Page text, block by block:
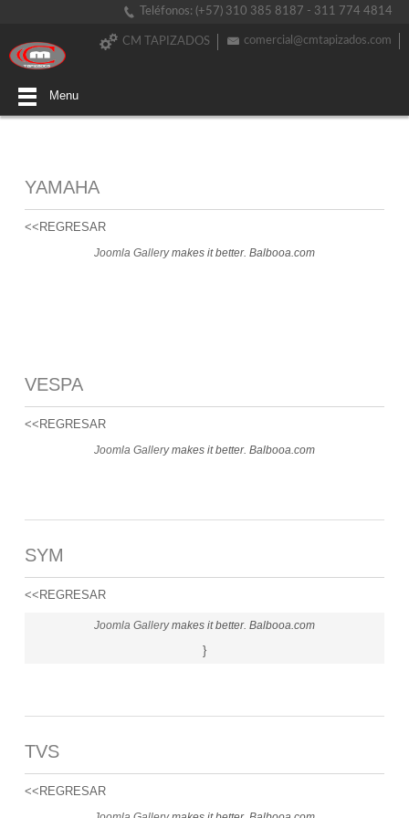
Teléfonos: (+57) 310 385 8187 - 311 774 4814
comercial@cmtapizados.com
CM TAPIZADOS
Menu
YAMAHA
<<REGRESAR
Joomla Gallerymakes it better. Balbooa.com
VESPA
<<REGRESAR
Joomla Gallerymakes it better. Balbooa.com
SYM
<<REGRESAR
Joomla Gallerymakes it better. Balbooa.com
}
TVS
<<REGRESAR